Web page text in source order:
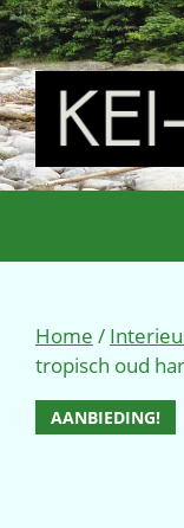
Ga
naar
de
inhoud
Home /
tropisch oud
AANBIEDING!